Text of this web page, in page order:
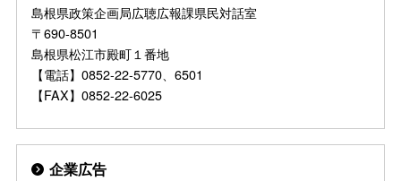
島根県政策企画局広聴広報課県民対話室
〒690-8501
島根県松江市殿町１番地
【電話】0852-22-5770、6501
【FAX】0852-22-6025
企業広告